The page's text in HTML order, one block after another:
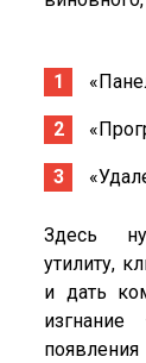
Здесь
утилиту,
и дать